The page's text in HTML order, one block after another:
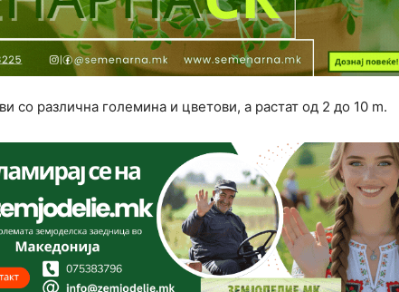
со различна големина и цветови, а растат од 2 до 10 m.